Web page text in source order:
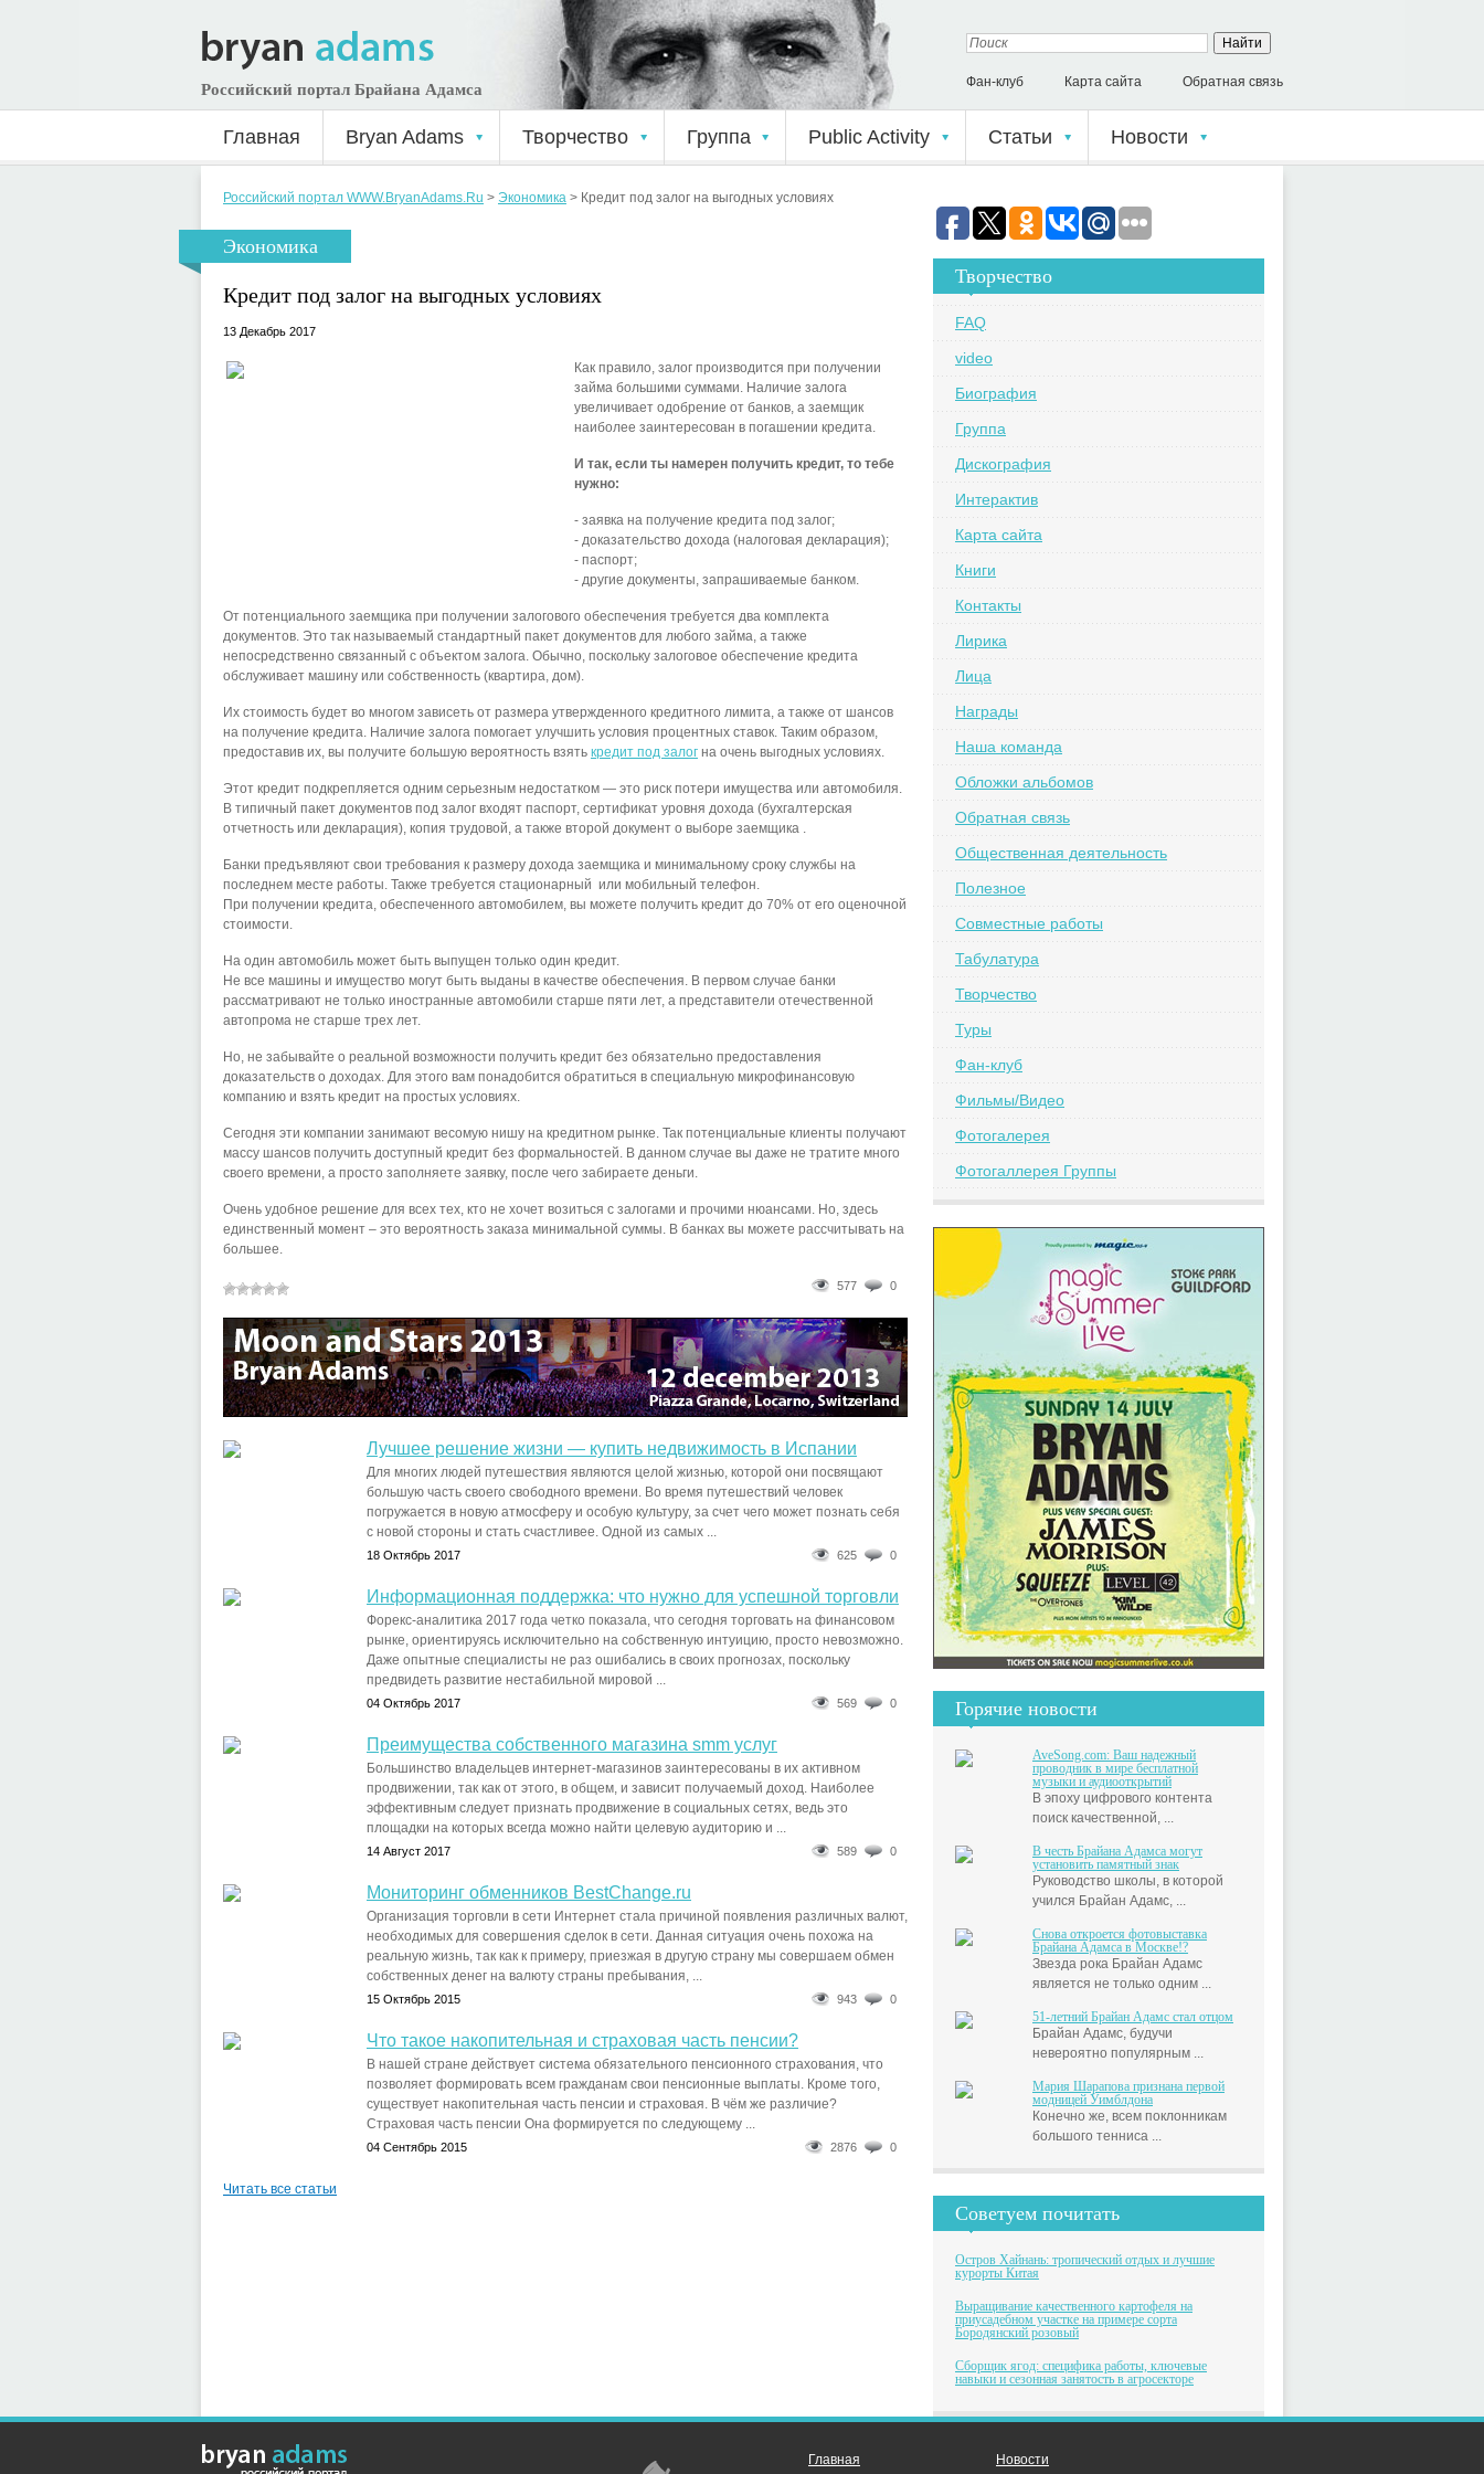
Российский портал Брайана Адамса Фан-клуб Карта сайта Обратная связь
Главная Bryan Adams Творчество Группа Public Activity Статьи Новости
Российский портал WWW.BryanAdams.Ru > Экономика > Кредит под залог на выгодных условиях
Экономика
Кредит под залог на выгодных условиях
13 Декабрь 2017
Как правило, залог производится при получении
займа большими суммами. Наличие залога
увеличивает одобрение от банков, а заемщик
наиболее заинтересован в погашении кредита.
И так, если ты намерен получить кредит, то тебе
нужно:
- заявка на получение кредита под залог;
- доказательство дохода (налоговая декларация);
- паспорт;
- другие документы, запрашиваемые банком.
От потенциального заемщика при получении залогового обеспечения требуется два комплекта
документов. Это так называемый стандартный пакет документов для любого займа, а также
непосредственно связанный с объектом залога. Обычно, поскольку залоговое обеспечение кредита
обслуживает машину или собственность (квартира, дом).
Их стоимость будет во многом зависеть от размера утвержденного кредитного лимита, а также от шансов
на получение кредита. Наличие залога помогает улучшить условия процентных ставок. Таким образом,
предоставив их, вы получите большую вероятность взять кредит под залог на очень выгодных условиях.
Этот кредит подкрепляется одним серьезным недостатком — это риск потери имущества или автомобиля.
В типичный пакет документов под залог входят паспорт, сертификат уровня дохода (бухгалтерская
отчетность или декларация), копия трудовой, а также второй документ о выборе заемщика .
Банки предъявляют свои требования к размеру дохода заемщика и минимальному сроку службы на
последнем месте работы. Также требуется стационарный или мобильный телефон.
При получении кредита, обеспеченного автомобилем, вы можете получить кредит до 70% от его оценочной
стоимости.
На один автомобиль может быть выпущен только один кредит.
Не все машины и имущество могут быть выданы в качестве обеспечения. В первом случае банки
рассматривают не только иностранные автомобили старше пяти лет, а представители отечественной
автопрома не старше трех лет.
Но, не забывайте о реальной возможности получить кредит без обязательно предоставления
доказательств о доходах. Для этого вам понадобится обратиться в специальную микрофинансовую
компанию и взять кредит на простых условиях.
Сегодня эти компании занимают весомую нишу на кредитном рынке. Так потенциальные клиенты получают
массу шансов получить доступный кредит без формальностей. В данном случае вы даже не тратите много
своего времени, а просто заполняете заявку, после чего забираете деньги.
Очень удобное решение для всех тех, кто не хочет возиться с залогами и прочими нюансами. Но, здесь
единственный момент – это вероятность заказа минимальной суммы. В банках вы можете рассчитывать на
большее.
577 0
Лучшее решение жизни — купить недвижимость в Испании
Для многих людей путешествия являются целой жизнью, которой они посвящают
большую часть своего свободного времени. Во время путешествий человек
погружается в новую атмосферу и особую культуру, за счет чего может познать себя
с новой стороны и стать счастливее. Одной из самых ...
18 Октябрь 2017 625 0
Информационная поддержка: что нужно для успешной торговли
Форекс-аналитика 2017 года четко показала, что сегодня торговать на финансовом
рынке, ориентируясь исключительно на собственную интуицию, просто невозможно.
Даже опытные специалисты не раз ошибались в своих прогнозах, поскольку
предвидеть развитие нестабильной мировой ...
04 Октябрь 2017 569 0
Преимущества собственного магазина smm услуг
Большинство владельцев интернет-магазинов заинтересованы в их активном
продвижении, так как от этого, в общем, и зависит получаемый доход. Наиболее
эффективным следует признать продвижение в социальных сетях, ведь это
площадки на которых всегда можно найти целевую аудиторию и ...
14 Август 2017 589 0
Мониторинг обменников BestChange.ru
Организация торговли в сети Интернет стала причиной появления различных валют,
необходимых для совершения сделок в сети. Данная ситуация очень похожа на
реальную жизнь, так как к примеру, приезжая в другую страну мы совершаем обмен
собственных денег на валюту страны пребывания, ...
15 Октябрь 2015 943 0
Что такое накопительная и страховая часть пенсии?
В нашей стране действует система обязательного пенсионного страхования, что
позволяет формировать всем гражданам свои пенсионные выплаты. Кроме того,
существует накопительная часть пенсии и страховая. В чём же различие?
Страховая часть пенсии Она формируется по следующему ...
04 Сентябрь 2015 2876 0
Читать все статьи
Творчество
FAQ
video
Биография
Группа
Дискография
Интерактив
Карта сайта
Книги
Контакты
Лирика
Лица
Награды
Наша команда
Обложки альбомов
Обратная связь
Общественная деятельность
Полезное
Совместные работы
Табулатура
Творчество
Туры
Фан-клуб
Фильмы/Видео
Фотогалерея
Фотогаллерея Группы
Горячие новости
AveSong.com: Ваш надежный
проводник в мире бесплатной
музыки и аудиооткрытий
В эпоху цифрового контента
поиск качественной, ...
В честь Брайана Адамса могут
установить памятный знак
Руководство школы, в которой
учился Брайан Адамс, ...
Снова откроется фотовыставка
Брайана Адамса в Москве!?
Звезда рока Брайан Адамс
является не только одним ...
51-летний Брайан Адамс стал отцом
Брайан Адамс, будучи
невероятно популярным ...
Мария Шарапова признана первой
модницей Уимблдона
Конечно же, всем поклонникам
большого тенниса ...
Советуем почитать
Остров Хайнань: тропический отдых и лучшие
курорты Китая
Выращивание качественного картофеля на
приусадебном участке на примере сорта
Бородянский розовый
Сборщик ягод: специфика работы, ключевые
навыки и сезонная занятость в агросекторе
Главная
Новости